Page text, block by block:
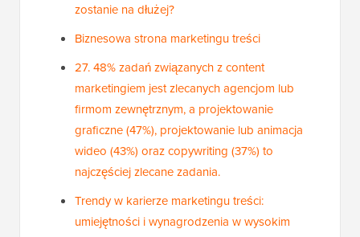
zostanie na dłużej?
Biznesowa strona marketingu treści
27. 48% zadań związanych z content
marketingiem jest zlecanych agencjom lub
firmom zewnętrznym, a projektowanie
graficzne (47%), projektowanie lub animacja
wideo (43%) oraz copywriting (37%) to
najczęściej zlecane zadania.
Trendy w karierze marketingu treści:
umiejętności i wynagrodzenia w wysokim